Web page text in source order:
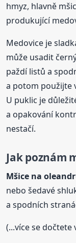
hmyz, hlavně
produkující
Medovice je
může usadit
paždí listů a
a potom použijte
U puklic je
a opakování
nestačí.
Jak poznám
Mšice na
nebo šedavé
a spodních
(...více se dočtete